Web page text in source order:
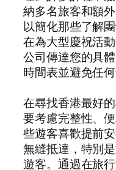
納多名旅客和額
以簡化那些了解
在為大型慶祝活
公司傳達您的具
時間表並避免任
在尋找香港最好
要考慮完整性、
些遊客喜歡提前
無縫抵達，特別
遊客。通過在旅